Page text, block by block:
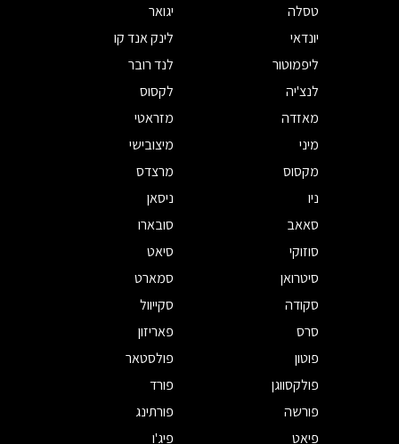
טסלה
יגואר
יונדאי
לינק אנד קו
ליפמוטור
לנד רובר
לנצ'יה
לקסוס
מאזדה
מזראטי
מיני
מיצובישי
מקסוס
מרצדס
ניו
ניסאן
סאאב
סובארו
סוזוקי
סיאט
סיטרואן
סמארט
סקודה
סקייוול
סרס
פאריזון
פוטון
פולסטאר
פולקסווגן
פורד
פורשה
פורתינג
פיאט
פיג'ו